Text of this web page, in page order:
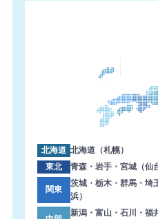
北海道 北海道（札幌）
東北
青森・岩手・宮城（仙
関東
茨城・栃木・群馬・埼
浜）
新潟・富山・石川・福